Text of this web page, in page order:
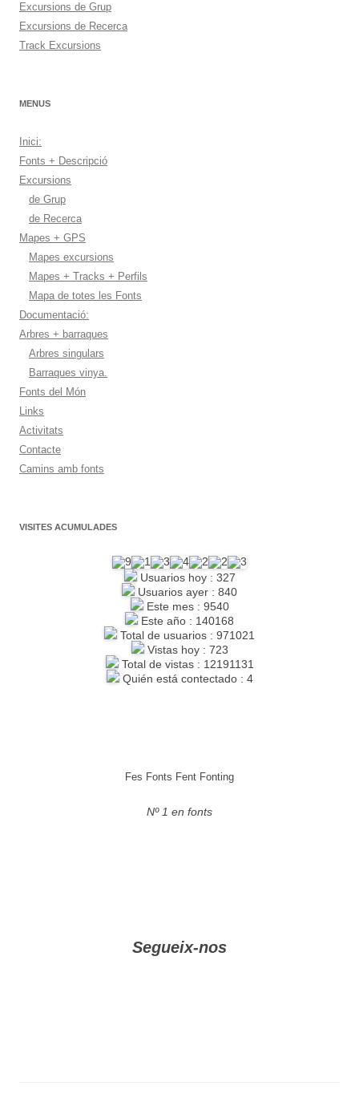
Excursions de Grup
Excursions de Recerca
Track Excursions
MENUS
Inici:
Fonts + Descripció
Excursions
de Grup
de Recerca
Mapes + GPS
Mapes excursions
Mapes + Tracks + Perfils
Mapa de totes les Fonts
Documentació:
Arbres + barraques
Arbres singulars
Barraques vinya.
Fonts del Món
Links
Activitats
Contacte
Camins amb fonts
VISITES ACUMULADES
Usuarios hoy : 327
Usuarios ayer : 840
Este mes : 9540
Este año : 140168
Total de usuarios : 971021
Vistas hoy : 723
Total de vistas : 12191131
Quién está contectado : 4
Fes Fonts Fent Fonting
Nº 1 en fonts
Segueix-nos